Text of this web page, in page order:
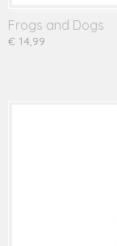
Frogs and Dogs
€ 14,99